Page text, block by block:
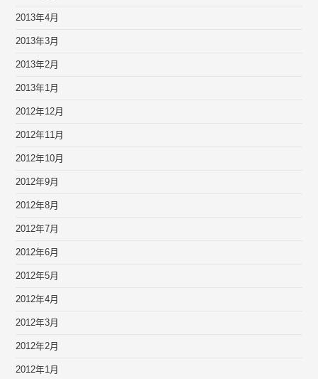
2013年4月
2013年3月
2013年2月
2013年1月
2012年12月
2012年11月
2012年10月
2012年9月
2012年8月
2012年7月
2012年6月
2012年5月
2012年4月
2012年3月
2012年2月
2012年1月